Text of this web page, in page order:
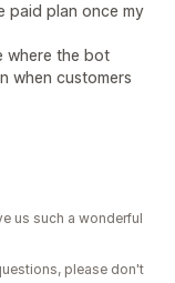
paid plan once my
where the bot
when customers
us such a wonderful
please don't